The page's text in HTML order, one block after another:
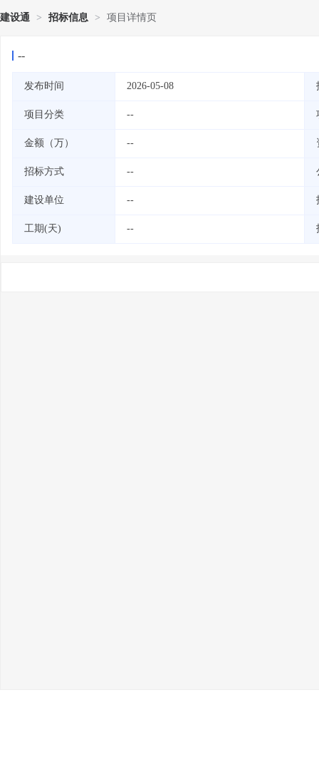
建设通 > 招标信息 > 项目详情页
--
发布时间 2026-05-08
项目分类 --
金额（万） --
招标方式 --
建设单位 --
工期(天) --